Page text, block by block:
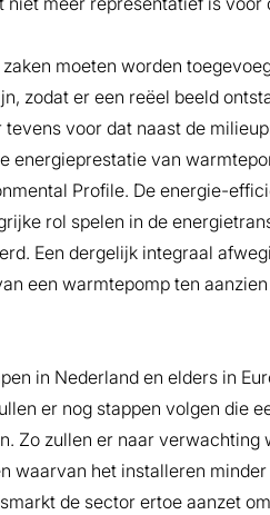
moeten worden
zodat er een reëel beeld
voor dat naast de
energieprestatie van
Profile. De energie-
rol spelen in de
Een dergelijk integraal
een warmtepomp ten
in Nederland en elders in
er nog stappen volgen die
Zo zullen er naar verwachting
waarvan het installeren
de sector ertoe aanzet